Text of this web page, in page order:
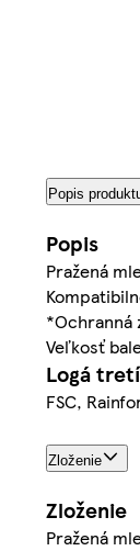
Popis
Popis
Pražená
*Ochranná
Veľkosť
Logá
FSC,
Zloženie
Zloženie
Pražená